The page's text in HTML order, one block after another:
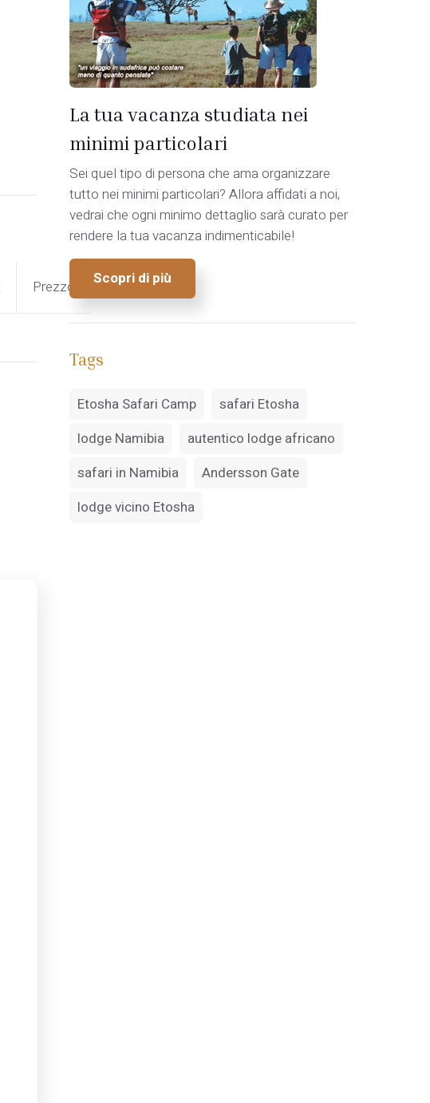
Prezzo
La tua vacanza studiata nei
minimi particolari
Sei quel tipo di persona che ama organizzare
tutto nei minimi particolari? Allora affidati a noi,
vedrai che ogni minimo dettaglio sarà curato per
rendere la tua vacanza indimenticabile!
Scopri di più
Tags
Etosha Safari Camp
safari Etosha
lodge Namibia
autentico lodge africano
safari in Namibia
Andersson Gate
lodge vicino Etosha